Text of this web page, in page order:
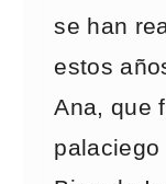
se han
estos
Ana, que